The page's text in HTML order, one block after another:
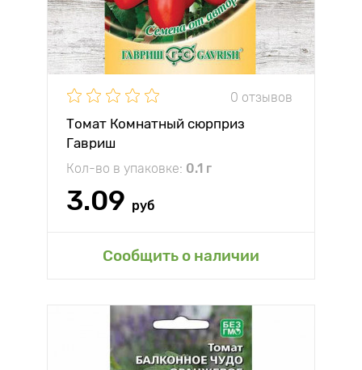
0 отзывов
Томат Комнатный сюрприз
Гавриш
Кол-во в упаковке: 0.1 г
3.09 руб
Сообщить о наличии